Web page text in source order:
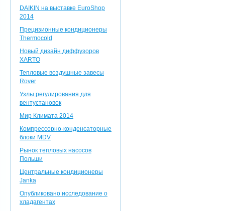
DAIKIN на выставке EuroShop
2014
Прецизионные кондиционеры
Thermocold
Новый дизайн диффузоров
XARTO
Тепловые воздушные завесы
Rover
Узлы регулирования для
вентустановок
Мир Климата 2014
Компрессорно-конденсаторные
блоки MDV
Рынок тепловых насосов
Польши
Центральные кондиционеры
Janka
Опубликовано исследование о
хладагентах